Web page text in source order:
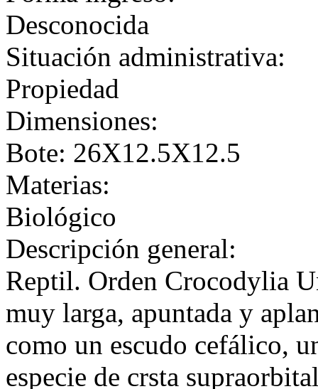
Desconocida
Situación administrativa:
Propiedad
Dimensiones:
Bote: 26X12.5X12.5
Materias:
Biológico
Descripción general:
Reptil. Orden Crocodylia
muy larga, apuntada y
como un escudo cefálico,
especie de crsta